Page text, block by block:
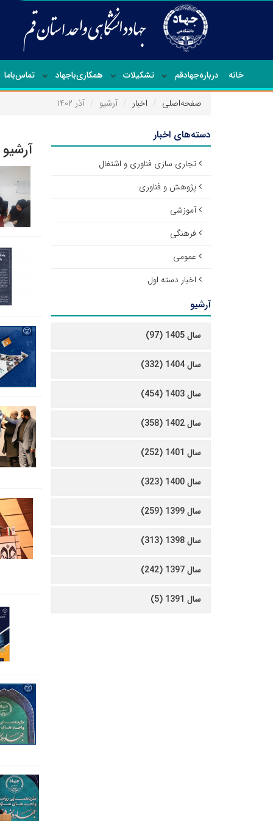
خانه درباره‌جهاد‌قم تشکیلات همکاری‌باجهاد تماس‌با‌ما
صفحه‌اصلی اخبار آرشیو آذر ۱۴۰۲
آرشیو
دسته‌های اخبار
تجاری سازی فناوری و اشتغال
پژوهش و فناوری
آموزشی
فرهنگی
عمومی
اخبار دسته اول
آرشیو
سال 1405 (97)
سال 1404 (332)
سال 1403 (454)
سال 1402 (358)
سال 1401 (252)
سال 1400 (323)
سال 1399 (259)
سال 1398 (313)
سال 1397 (242)
سال 1391 (5)